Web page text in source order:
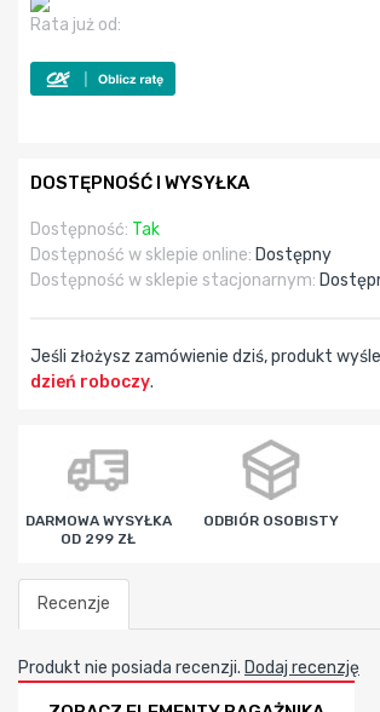
Rata już od:
DOSTĘPNOŚĆ I WYSYŁKA
Dostępność: Tak
Dostępność w sklepie online: Dostępny
Dostępność w sklepie stacjonarnym:
Jeśli złożysz zamówienie dziś, produkt
dzień roboczy.
godz min
DARMOWA WYSYŁKA
OD 299 ZŁ
ODBIÓR OSOBISTY
Recenzje
Produkt nie posiada recenzji. Dodaj recenzję